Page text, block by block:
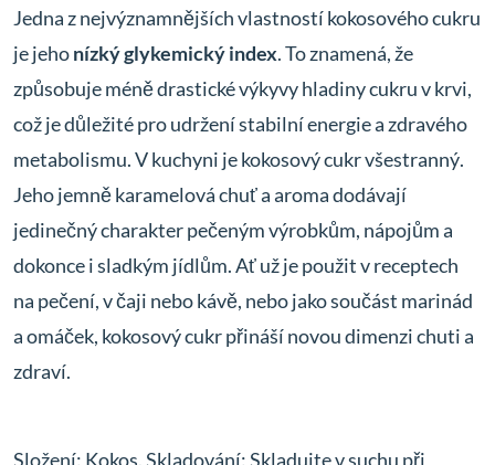
Jedna z nejvýznamnějších vlastností kokosového cukru
je jehonízký glykemický index. To znamená, že
způsobuje méně drastické výkyvy hladiny cukru v krvi,
což je důležité pro udržení stabilní energie a zdravého
metabolismu. V kuchyni je kokosový cukr všestranný.
Jeho jemně karamelová chuť a aroma dodávají
jedinečný charakter pečeným výrobkům, nápojům a
dokonce i sladkým jídlům. Ať už je použit v receptech
na pečení, v čaji nebo kávě, nebo jako součást marinád
a omáček, kokosový cukr přináší novou dimenzi chuti a
zdraví.
Složení: Kokos. Skladování: Skladujte v suchu při